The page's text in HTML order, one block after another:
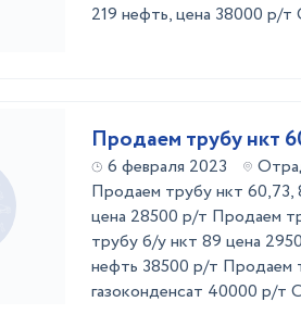
219 нефть, цена 38000 р/т
Продаем трубу нкт
6 февраля 2023
Продаем трубу нкт
цена 28500 р/т Продаем
трубу б/у нкт 89 цена
нефть 38500 р/т Продаем
газоконденсат 40000 р/т